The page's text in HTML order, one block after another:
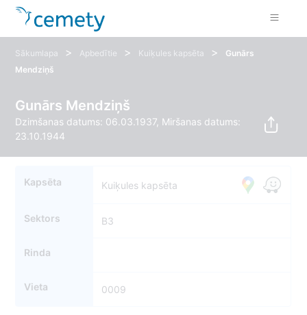
Sākumlapa > Apbedītie > Kuiķules kapsēta >
Gunārs
Mendziņš
Gunārs Mendziņš
Dzimšanas datums: 06.03.1937, Miršanas datums:
23.10.1944
Kapsēta Kuiķules kapsēta
Sektors B3
Rinda
Vieta 0009